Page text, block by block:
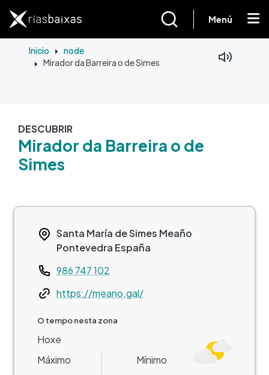
Menú
Inicio node
Mirador da Barreira o de Simes
DESCUBRIR
Mirador da Barreira o de
Simes
Santa María de Simes Meaño
Pontevedra España
Teléfono
986 747 102
Webhttps://meano.gal/
O tempo nesta zona
Hoxe
Máximo
Mínimo